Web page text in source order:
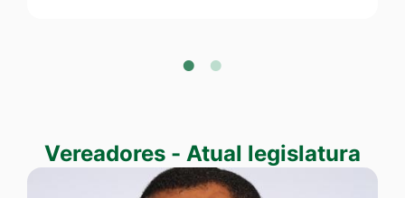
Vereadores - Atual legislatura